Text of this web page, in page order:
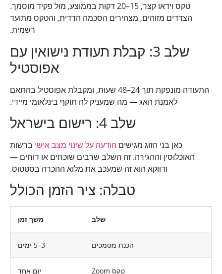
טקס וידאו קצר, 15–20 דקות בממוצע, מול פקיד מוסמך.
הצדדים מזוהים, מצהירים הסכמה הדדית, והטקס מתועד
רשמית.
שלב 3: קבלת תעודת נישואין עם
אפוסטיל
התעודה מונפקת תוך 24–48 שעות, ומקבלת אפוסטיל בהתאם
לאמנת האג — מה שמעניק לה תוקף בינלאומי מיידי.
שלב 4: רישום בישראל
כאן בני הזוג מגישיםהודעה על שינוי מצב אישיברשות
האוכלוסין וההגירה. זה השלב שרבים שוכחים או דוחים —
ודווקא הוא זה שמעכב את מלוא ההכרה בסטטוס.
טבלה: ציר הזמן הכולל
שלב משך זמן
הכנת מסמכים
טקס Zoom יום אחד